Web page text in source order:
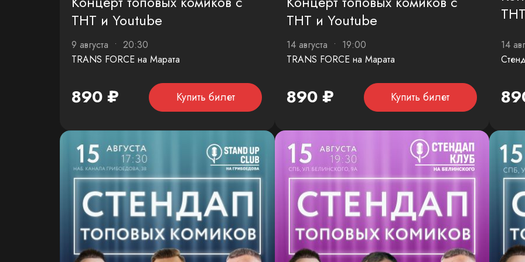
ТНТ и Youtube
9 августа • 20:30
TRANS FORCE на Марата
890 ₽ Купить билет
ТНТ и Youtube
14 августа • 19:00
TRANS FORCE на Марата
890 ₽ Купить билет
14